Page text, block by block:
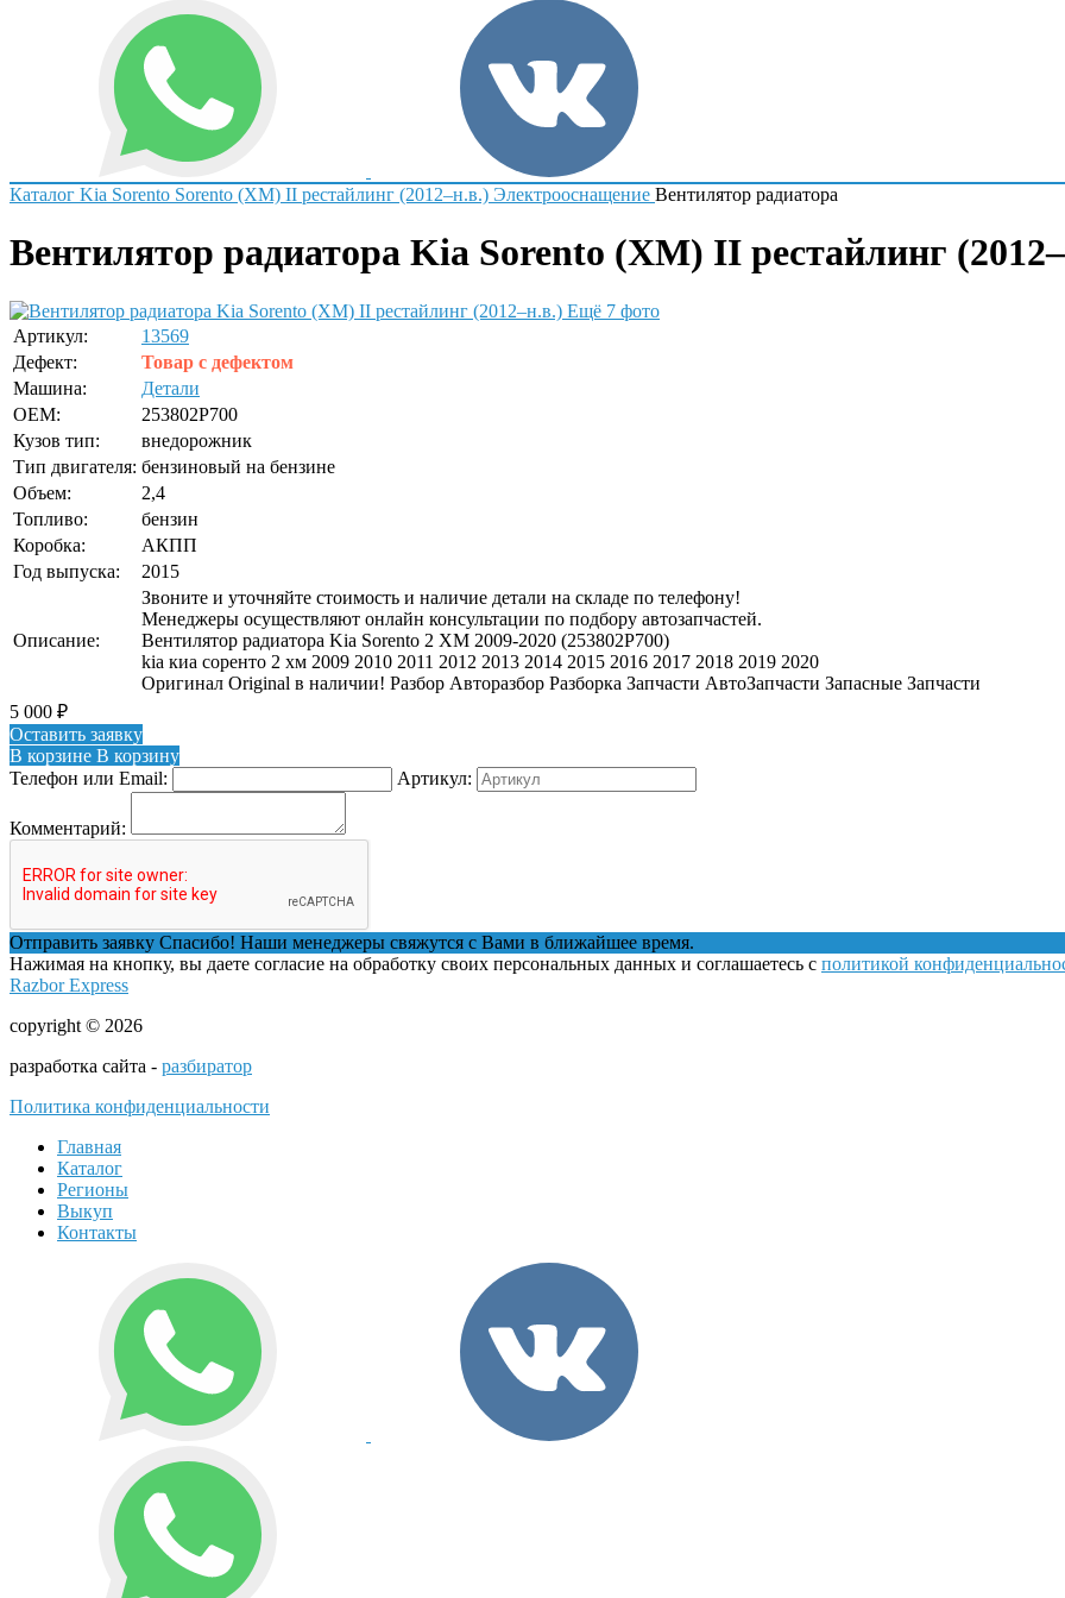
Каталог Kia Sorento Sorento (XM) II рестайлинг (2012–н.в.) Электрооснащение Вентилятор радиатора
Вентилятор радиатора Kia Sorento (XM) II рестайлинг
Ещё 7 фото
Артикул:
13569
Дефект:
Товар с дефектом
Машина:
Детали
OEM:
253802P700
Кузов тип:
внедорожник
Тип двигателя: бензиновый на бензине
Объем:
2,4
Топливо:
бензин
Коробка:
АКПП
Год выпуска:
2015
Описание:
Звоните и уточняйте стоимость и наличие детали на складе по телефону!
Менеджеры осуществляют онлайн консультации по подбору автозапчастей.
Вентилятор радиатора Kia Sorento 2 XM 2009-2020 (253802P700)
kia киа соренто 2 хм 2009 2010 2011 2012 2013 2014 2015 2016 2017 2018 2019 2020
Оригинал Original в наличии! Разбор Авторазбор Разборка Запчасти АвтоЗапчасти Запасные Запчасти
5 000 ₽
Оставить заявку
В корзине В корзину
Телефон или Email:
Артикул:
Комментарий:
Отправить заявку Спасибо! Наши менеджеры свяжутся с Вами в ближайшее время.
Нажимая на кнопку, вы даете согласие на обработку своих персональных данных и соглашаетесь с политикой
Razbor Express
copyright © 2026
разработка сайта - разбиратор
Политика конфиденциальности
Главная
Каталог
Регионы
Выкуп
Контакты